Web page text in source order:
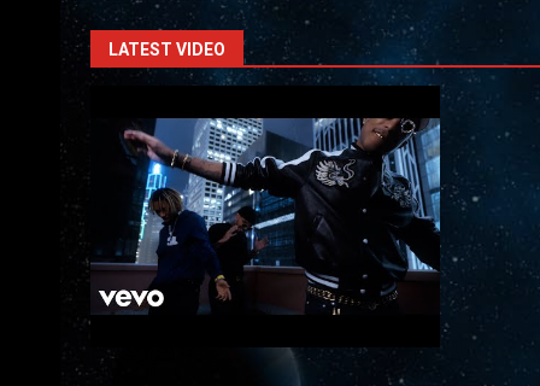
LATEST VIDEO